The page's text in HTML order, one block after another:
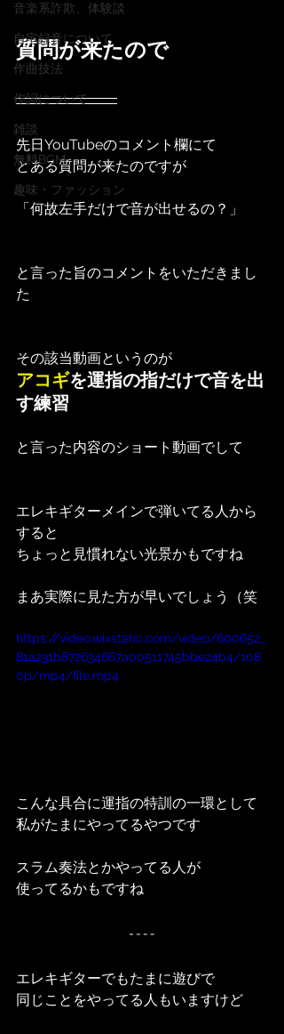
音楽系詐欺、体験談
自宅録音について
作曲技法
作詞について
雑談
無料BGM
趣味・ファッション
質問が来たので
先日YouTubeのコメント欄にて
とある質問が来たのですが
「何故左手だけで音が出せるの？」
と言った旨のコメントをいただきまし
た
その該当動画というのが
アコギを運指の指だけで音を出
す練習
と言った内容のショート動画でして
エレキギターメインで弾いてる人から
すると
ちょっと見慣れない光景かもですね
まあ実際に見た方が早いでしょう（笑
https://video.wixstatic.com/video/600652_
81a231b872634667a00511745bbe24b4/108
0p/mp4/file.mp4
こんな具合に運指の特訓の一環として
私がたまにやってるやつです
スラム奏法とかやってる人が
使ってるかもですね
エレキギターでもたまに遊びで
同じことをやってる人もいますけど